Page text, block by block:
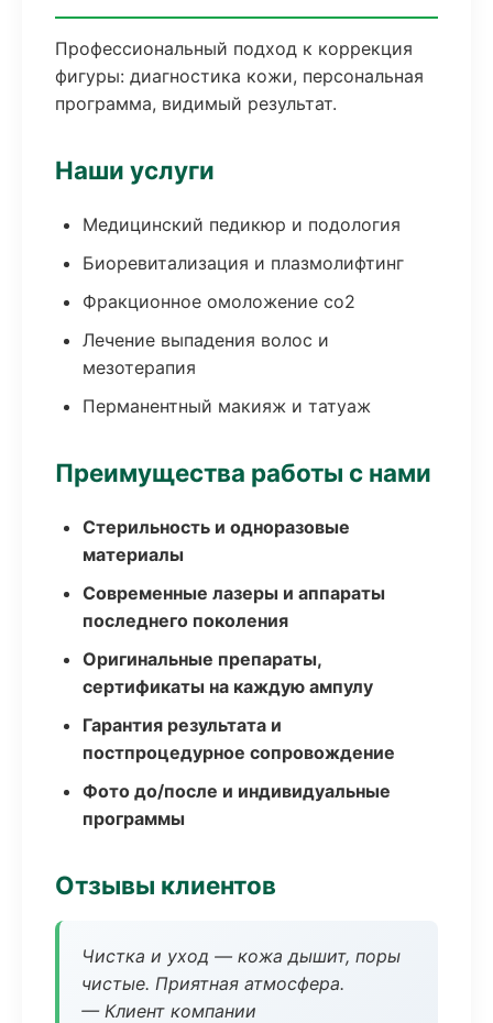
Профессиональный подход к коррекция
фигуры: диагностика кожи, персональная
программа, видимый результат.
Наши услуги
Медицинский педикюр и подология
Биоревитализация и плазмолифтинг
Фракционное омоложение co2
Лечение выпадения волос и
мезотерапия
Перманентный макияж и татуаж
Преимущества работы с нами
Стерильность и одноразовые
материалы
Современные лазеры и аппараты
последнего поколения
Оригинальные препараты,
сертификаты на каждую ампулу
Гарантия результата и
постпроцедурное сопровождение
Фото до/после и индивидуальные
программы
Отзывы клиентов
Чистка и уход — кожа дышит, поры
чистые. Приятная атмосфера.
— Клиент компании